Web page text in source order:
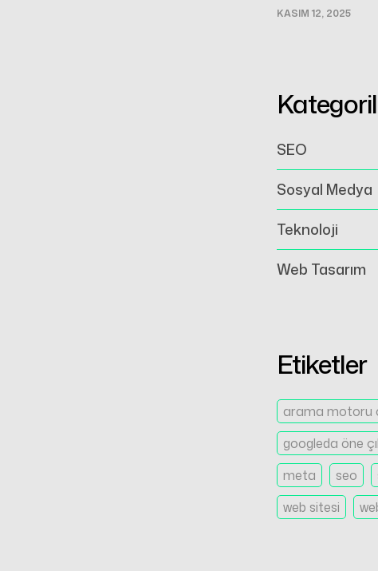
KASIM 12, 2025
SEO
Sosyal Medya
Teknoloji
Web Tasarım
Etiketler
arama motoru
googleda öne
meta
seo
web sitesi